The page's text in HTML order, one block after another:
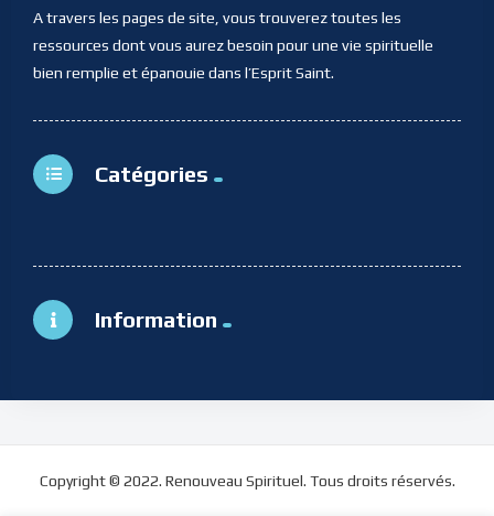
A travers les pages de site, vous trouverez toutes les
ressources dont vous aurez besoin pour une vie spirituelle
bien remplie et épanouie dans l’Esprit Saint.
Catégories
Information
Copyright © 2022. Renouveau Spirituel. Tous droits réservés.